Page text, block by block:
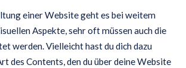
einer Website geht es bei weitem
Aspekte, sehr oft müssen auch die
werden. Vielleicht hast du dich dazu
des Contents, den du über deine Website